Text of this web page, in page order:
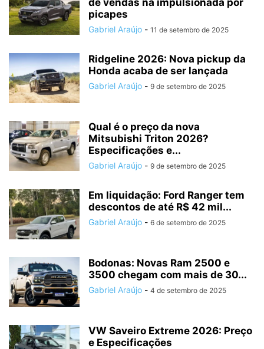
de vendas na impulsionada por
picapes
Gabriel Araújo - 11 de setembro de 2025
Ridgeline 2026: Nova pickup da
Honda acaba de ser lançada
Gabriel Araújo - 9 de setembro de 2025
Qual é o preço da nova
Mitsubishi Triton 2026?
Especificações e...
Gabriel Araújo - 9 de setembro de 2025
Em liquidação: Ford Ranger tem
descontos de até R$ 42 mil...
Gabriel Araújo - 6 de setembro de 2025
Bodonas: Novas Ram 2500 e
3500 chegam com mais de 30...
Gabriel Araújo - 4 de setembro de 2025
VW Saveiro Extreme 2026: Preço
e Especificações